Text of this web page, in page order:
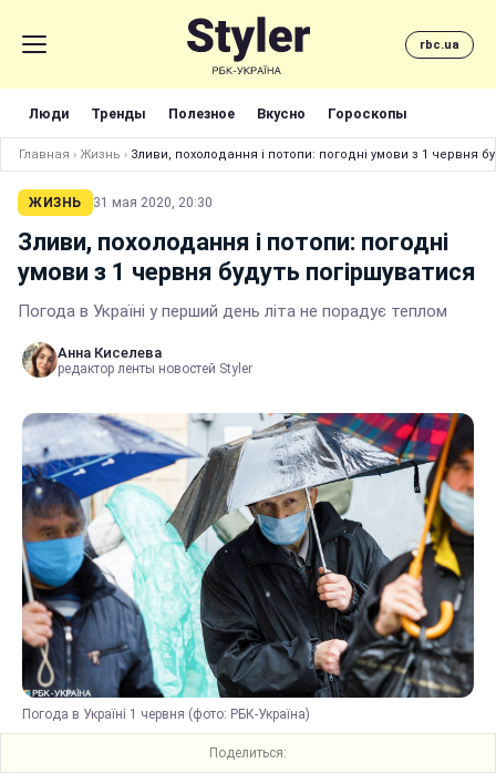
rbc.ua
Люди Тренды Полезное Вкусно Гороскопы
Главная › Жизнь › Зливи, похолодання і потопи: погодні умови з 1 червня
ЖИЗНЬ 31 мая 2020, 20:30
Зливи, похолодання і потопи: погодні
умови з 1 червня будуть погіршуватися
Погода в Україні у перший день літа не порадує теплом
Анна Киселева
редактор ленты новостей Styler
Погода в Україні 1 червня (фото: РБК-Україна)
Поделиться: